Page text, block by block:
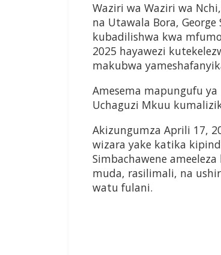
Waziri wa Waziri wa
na Utawala Bora,
kubadilishwa kwa
2025 hayawezi
makubwa
Amesema mapungufu
Uchaguzi Mkuu
Akizungumza Aprili 17,
wizara yake katika
Simbachawene
muda, rasilimali, na
watu fulani.